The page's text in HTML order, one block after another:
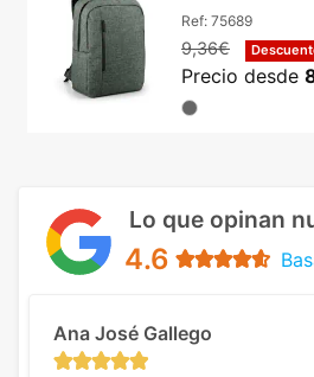
Ref: 75689
9,36€
Precio desde
Lo que opinan
4.6
Ana José Gallego